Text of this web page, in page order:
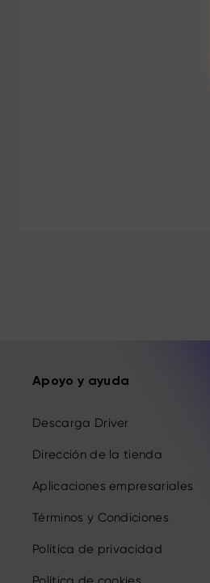
Apoyo y ayuda
Descarga Driver
Dirección de la tienda
Aplicaciones empresariales
Términos y Condiciones
Política de privacidad